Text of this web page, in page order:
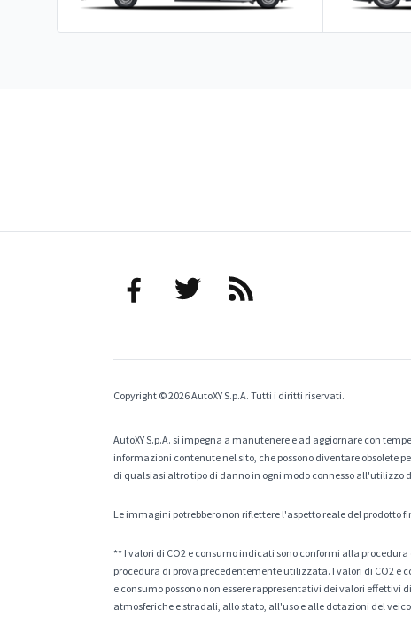
Copyright © 2026 AutoXY S.p.A. Tutti i diritti riservati.
AutoXY S.p.A. si impegna a manutenere e ad aggiornare con
informazioni contenute nel sito, che possono diventare obsolete
di qualsiasi altro tipo di danno in ogni modo connesso all'utilizzo
Le immagini potrebbero non riflettere l'aspetto reale del prodotto
** I valori di CO2 e consumo indicati sono conformi alla procedura
procedura di prova precedentemente utilizzata. I valori di CO2
e consumo possono non essere rappresentativi dei valori
atmosferiche e stradali, allo stato, all'uso e alle dotazioni del